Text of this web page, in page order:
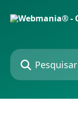
Pesquisar artigos...